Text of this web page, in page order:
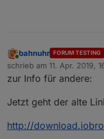
Online
bahnuhr FORUM TESTING
schrieb am 11. Apr. 2019,
zuletzt editiert von
zur Info für andere:
Jetzt geht der alte
http://